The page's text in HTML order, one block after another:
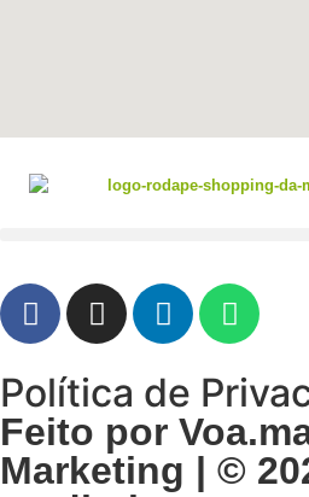
Política de
Feito por
Marketing | ©